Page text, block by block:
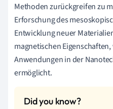
Methoden zurückgreifen zu
Erforschung des
Entwicklung neuer
magnetischen
Anwendungen in der
ermöglicht.